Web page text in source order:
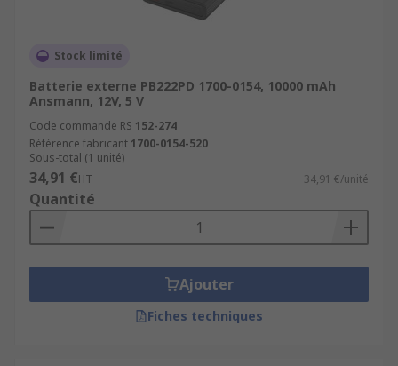
Stock limité
Batterie externe PB222PD 1700-0154, 10000 mAh
Ansmann, 12V, 5 V
Code commande RS 152-274
Référence fabricant 1700-0154-520
Sous-total (1 unité)
34,91 €HT 34,91 €/unité
Quantité
Ajouter
Fiches techniques